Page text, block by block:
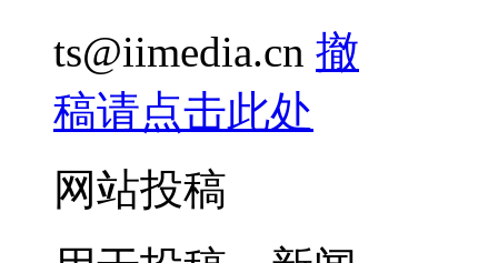
ts@iimedia.cn 撤
稿请点击此处
网站投稿